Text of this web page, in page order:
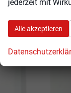
jederzeit mit
Alle akzeptieren